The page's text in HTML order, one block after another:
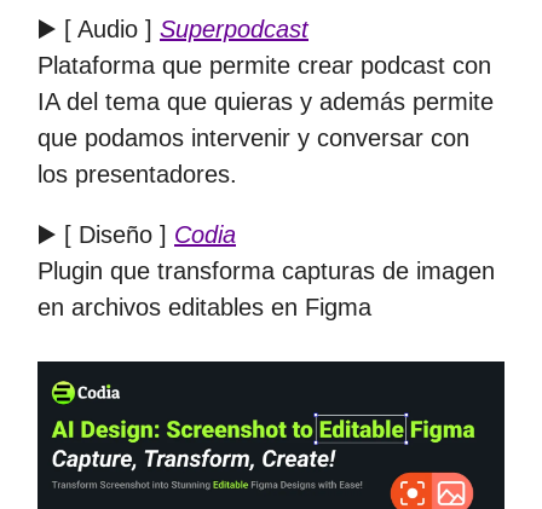
▶️ [ Audio ] Superpodcast
Plataforma que permite crear podcast con
IA del tema que quieras y además permite
que podamos intervenir y conversar con
los presentadores.
▶️ [ Diseño ] Codia
Plugin que transforma capturas de imagen
en archivos editables en Figma